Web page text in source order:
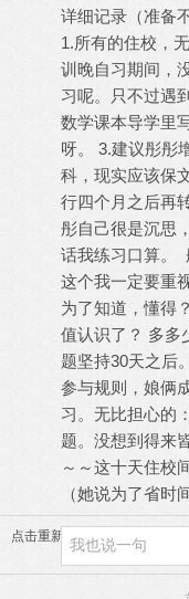
详细记录（准备
1.所有的住校，
训晚自习期间，
习呢。只不过遇
数学课本导学里
呀。 3.建议彤彤
科，现实应该保
行四个月之后再
彤自己很是沉思
话我练习口算。
这个我一定要重
为了知道，懂得
值认识了？ 多多
题坚持30天之后
参与规则，娘俩
习。无比担心的
题。没想到得来
～～这十天住校
（她说为了省时
点击重新加载